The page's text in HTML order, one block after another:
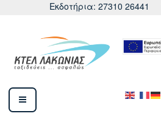
Εκδοτήρια: 27310 26441
ΚΤΕΛ ΛΑΚΩΝΙΑΣ